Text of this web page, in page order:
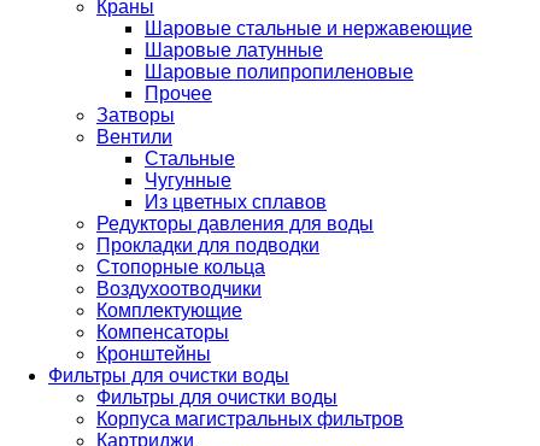
Краны
Шаровые стальные и нержавеющие
Шаровые латунные
Шаровые полипропиленовые
Прочее
Затворы
Вентили
Стальные
Чугунные
Из цветных сплавов
Редукторы давления для воды
Прокладки для подводки
Стопорные кольца
Воздухоотводчики
Комплектующие
Компенсаторы
Кронштейны
Фильтры для очистки воды
Фильтры для очистки воды
Корпуса магистральных фильтров
Картриджи